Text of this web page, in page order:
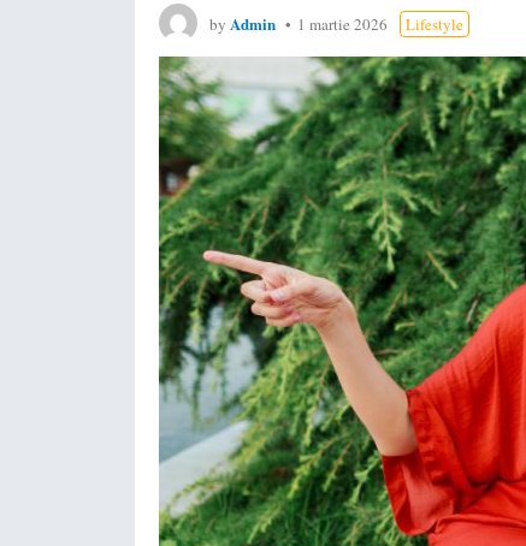
by Admin 1 martie 2026 Lifestyle